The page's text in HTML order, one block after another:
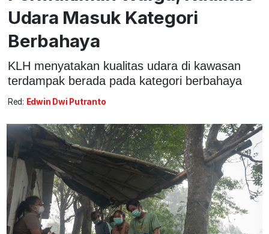
Udara Masuk Kategori
Berbahaya
KLH menyatakan kualitas udara di kawasan
terdampak berada pada kategori berbahaya
Red: Edwin Dwi Putranto